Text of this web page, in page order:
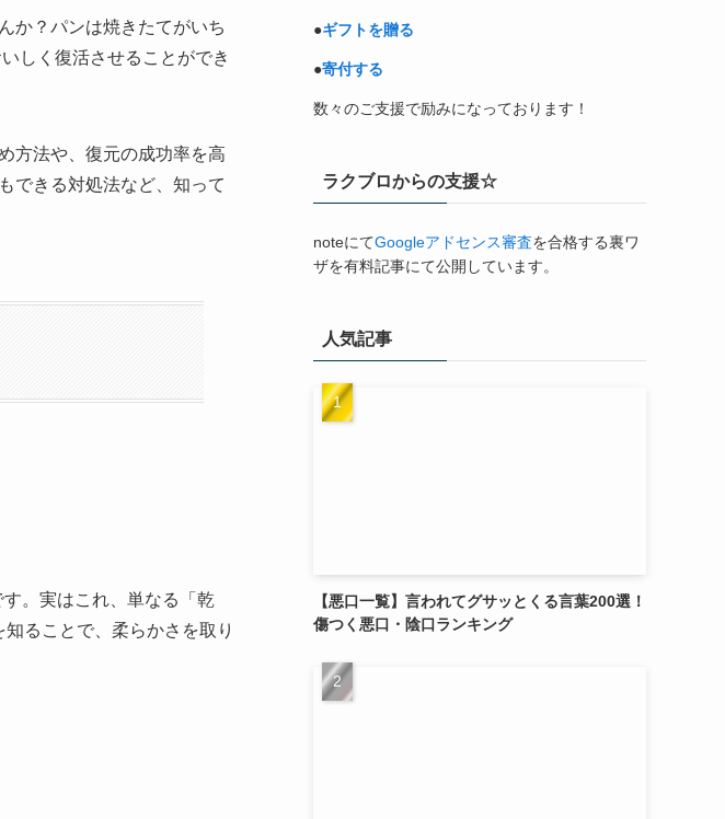
か？パンは焼きたてがいち
しく復活させることができ
方法や、復元の成功率を高
できる対処法など、知って
。実はこれ、単なる「乾
ることで、柔らかさを取り
●ギフトを贈る
●寄付する
数々のご支援で励みになっております！
ラクブロからの支援☆
noteにてGoogleアドセンス審査を合格する裏ワ
ザを有料記事にて公開しています。
人気記事
【悪口一覧】言われてグサッとくる言葉200選！
傷つく悪口・陰口ランキング